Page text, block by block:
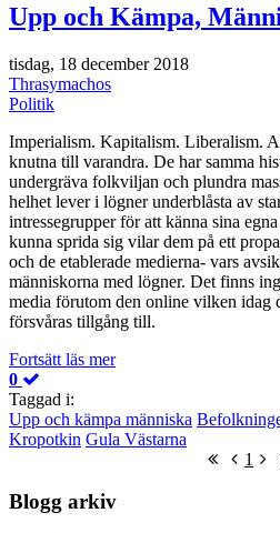
Upp och Kämpa,
tisdag, 18 december 2018
Thrasymachos
Politik
Imperialism. Kapitalism. Liberalism.
knutna till varandra. De har samma
undergräva folkviljan och plundra
helhet lever i lögner underblåsta av
intressegrupper för att känna sina
kunna sprida sig vilar dem på ett
och de etablerade medierna- vars
människorna med lögner. Det finns
media förutom den online vilken idag
försvåras tillgång till.
Fortsätt läs mer
0
Taggad i:
Upp och kämpa människa
Kropotkin Gula Västarna
First
1
Blogg arkiv